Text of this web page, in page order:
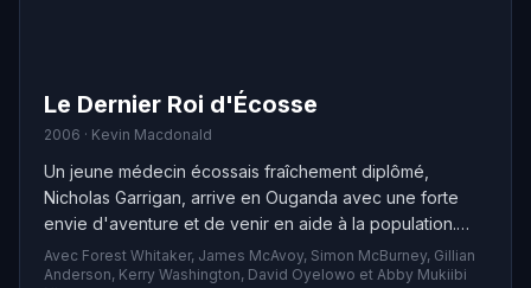
Le Dernier Roi d'Écosse
2006 · Kevin Macdonald
Un jeune médecin écossais fraîchement diplômé,
Nicholas Garrigan, arrive en Ouganda avec une forte
envie d'aventure et de venir en aide à la population.
Assez rapidement, il se retrouve sur les lieux d'un
accident où il rencontre le nouveau leader du pays, Idi
Avec Forest Whitaker, James McAvoy, Simon McBurney, Gillian
Anderson, Kerry Washington, David Oyelowo et Abby Mukiibi